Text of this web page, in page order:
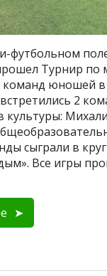
футбольном
Турнир по
команд юношей в
2
культуры:
сыграли в
Все игры